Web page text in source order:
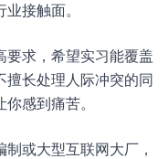
接触面。
要求，希望实习能覆盖
擅长处理人际冲突的同
感到痛苦。
或大型互联网大厂，